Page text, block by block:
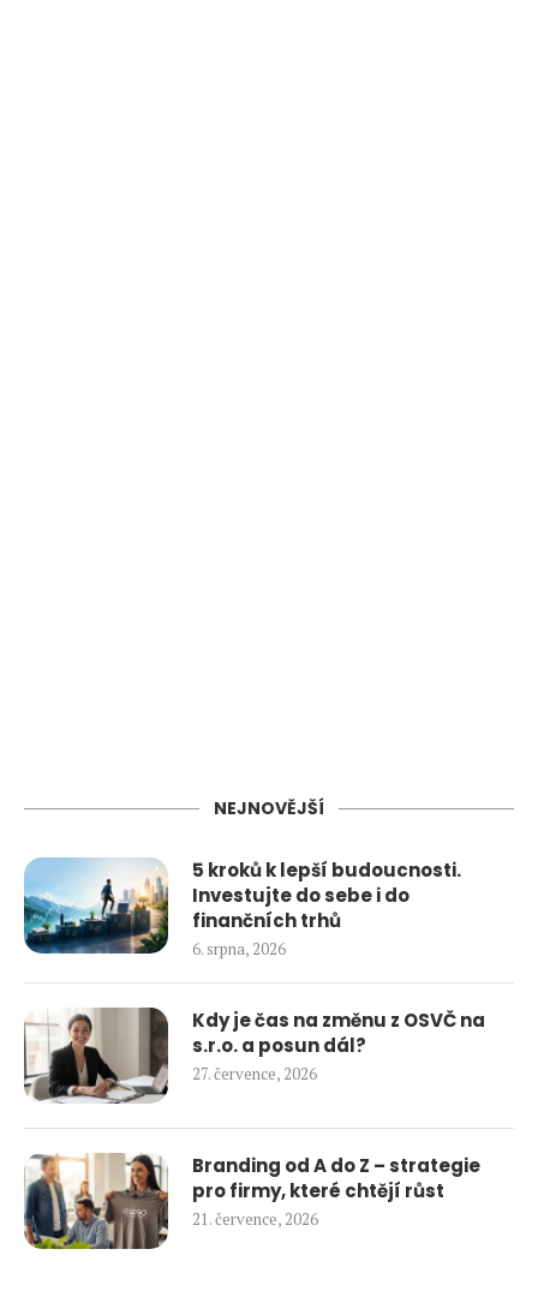
NEJNOVĚJŠÍ
5 kroků k lepší budoucnosti.
Investujte do sebe i do
finančních trhů
6. srpna, 2026
Kdy je čas na změnu z OSVČ na
s.r.o. a posun dál?
27. července, 2026
Branding od A do Z – strategie
pro firmy, které chtějí růst
21. července, 2026